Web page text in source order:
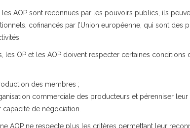
les AOP sont reconnues par les pouvoirs publics, ils
cofinancés par l’Union européenne, qui sont des
les OP et les AOP doivent respecter certaines
des membres ;
commerciale des producteurs et pérenniser leur
de négociation.
AOP ne respecte plus les critères permettant leur